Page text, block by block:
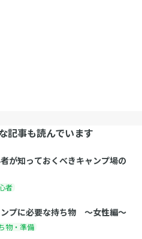
記事も読んでいます
が知っておくべきキャンプ場の
者
ンプに必要な持ち物 〜女性編〜
物・準備